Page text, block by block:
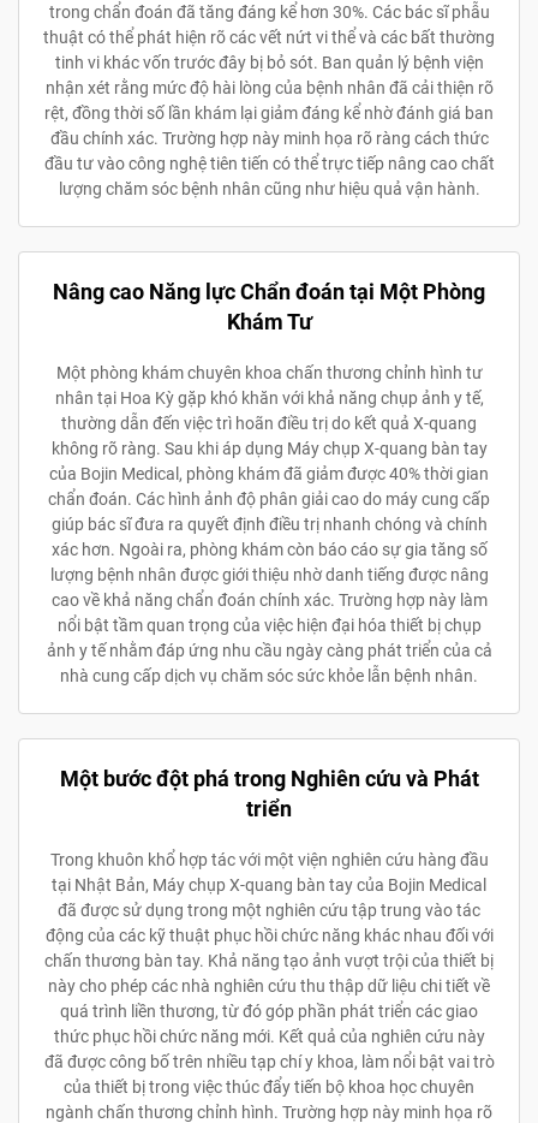
trong chẩn đoán đã tăng đáng kể hơn 30%. Các bác sĩ phẫu
thuật có thể phát hiện rõ các vết nứt vi thể và các bất thường
tinh vi khác vốn trước đây bị bỏ sót. Ban quản lý bệnh viện
nhận xét rằng mức độ hài lòng của bệnh nhân đã cải thiện rõ
rệt, đồng thời số lần khám lại giảm đáng kể nhờ đánh giá ban
đầu chính xác. Trường hợp này minh họa rõ ràng cách thức
đầu tư vào công nghệ tiên tiến có thể trực tiếp nâng cao chất
lượng chăm sóc bệnh nhân cũng như hiệu quả vận hành.
Nâng cao Năng lực Chẩn đoán tại Một Phòng
Khám Tư
Một phòng khám chuyên khoa chấn thương chỉnh hình tư
nhân tại Hoa Kỳ gặp khó khăn với khả năng chụp ảnh y tế,
thường dẫn đến việc trì hoãn điều trị do kết quả X-quang
không rõ ràng. Sau khi áp dụng Máy chụp X-quang bàn tay
của Bojin Medical, phòng khám đã giảm được 40% thời gian
chẩn đoán. Các hình ảnh độ phân giải cao do máy cung cấp
giúp bác sĩ đưa ra quyết định điều trị nhanh chóng và chính
xác hơn. Ngoài ra, phòng khám còn báo cáo sự gia tăng số
lượng bệnh nhân được giới thiệu nhờ danh tiếng được nâng
cao về khả năng chẩn đoán chính xác. Trường hợp này làm
nổi bật tầm quan trọng của việc hiện đại hóa thiết bị chụp
ảnh y tế nhằm đáp ứng nhu cầu ngày càng phát triển của cả
nhà cung cấp dịch vụ chăm sóc sức khỏe lẫn bệnh nhân.
Một bước đột phá trong Nghiên cứu và Phát
triển
Trong khuôn khổ hợp tác với một viện nghiên cứu hàng đầu
tại Nhật Bản, Máy chụp X-quang bàn tay của Bojin Medical
đã được sử dụng trong một nghiên cứu tập trung vào tác
động của các kỹ thuật phục hồi chức năng khác nhau đối với
chấn thương bàn tay. Khả năng tạo ảnh vượt trội của thiết bị
này cho phép các nhà nghiên cứu thu thập dữ liệu chi tiết về
quá trình liền thương, từ đó góp phần phát triển các giao
thức phục hồi chức năng mới. Kết quả của nghiên cứu này
đã được công bố trên nhiều tạp chí y khoa, làm nổi bật vai trò
của thiết bị trong việc thúc đẩy tiến bộ khoa học chuyên
ngành chấn thương chỉnh hình. Trường hợp này minh họa rõ